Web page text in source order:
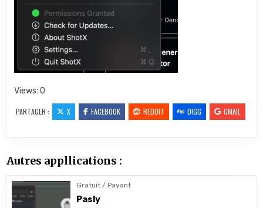
Views: 0
PARTAGER : X FACEBOOK REDDIT DIGG GMAIL
Autres appllications :
Gratuit / Payant
Pasly